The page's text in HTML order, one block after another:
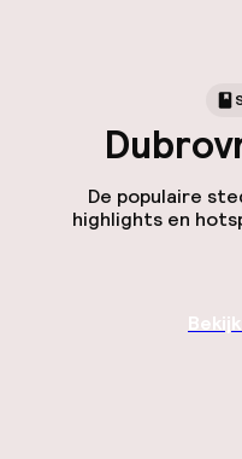
De populaire
highlights en